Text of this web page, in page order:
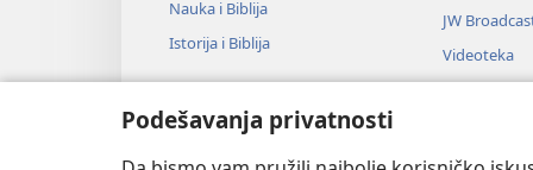
Podešavanja privatnosti
Nauka i Biblija
Istorija i Biblija
JW
Videoteka
Muzika
Dramsko